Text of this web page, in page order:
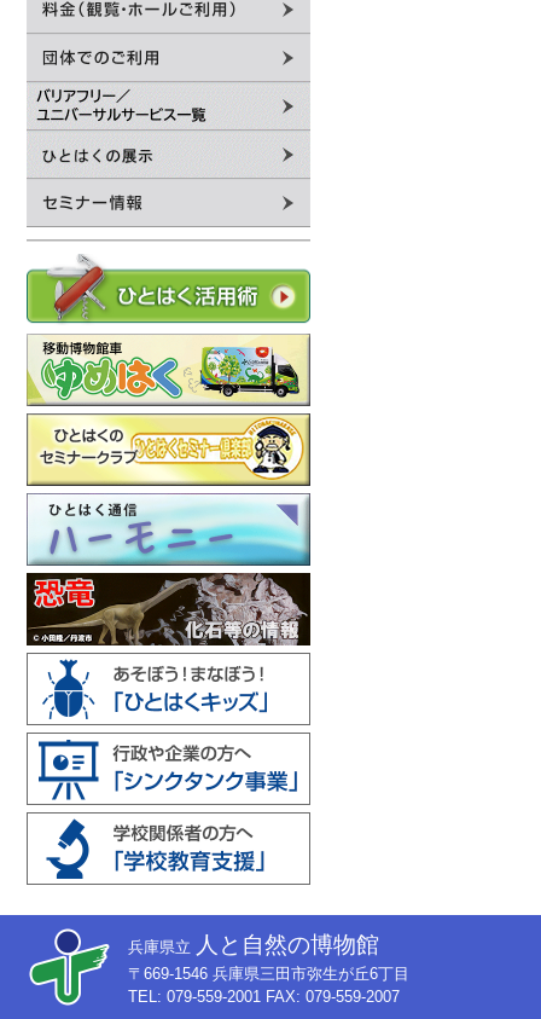
兵庫県立 人と自然の博物館
〒669-1546 兵庫県三田市弥生が丘6丁目
TEL: 079-559-2001 FAX: 079-559-2007